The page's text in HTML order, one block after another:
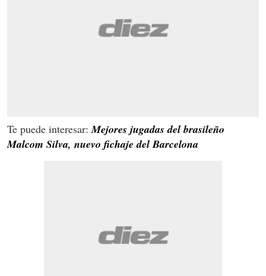
Te puede interesar: Mejores jugadas del brasileño
Malcom Silva, nuevo fichaje del Barcelona